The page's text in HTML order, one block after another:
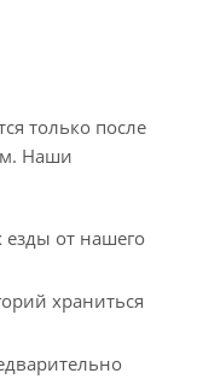
только после
Наши
езды от нашего
храниться